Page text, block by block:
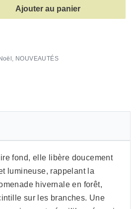
Ajouter au panier
Noël , NOUVEAUTÉS
fond, elle libère doucement
lumineuse, rappelant la
hivernale en forêt,
sur les branches. Une